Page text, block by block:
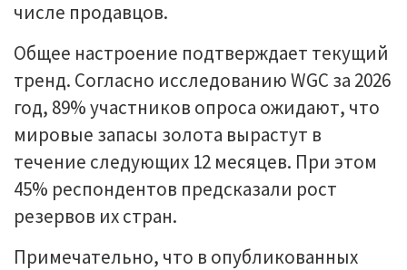
числе продавцов.
Общее настроение подтверждает текущий
тренд. Согласно исследованию WGC за 2026
год, 89% участников опроса ожидают, что
мировые запасы золота вырастут в
течение следующих 12 месяцев. При этом
45% респондентов предсказали рост
резервов их стран.
Примечательно, что в опубликованных